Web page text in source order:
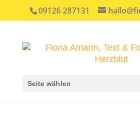
09126 287131
Seite wählen